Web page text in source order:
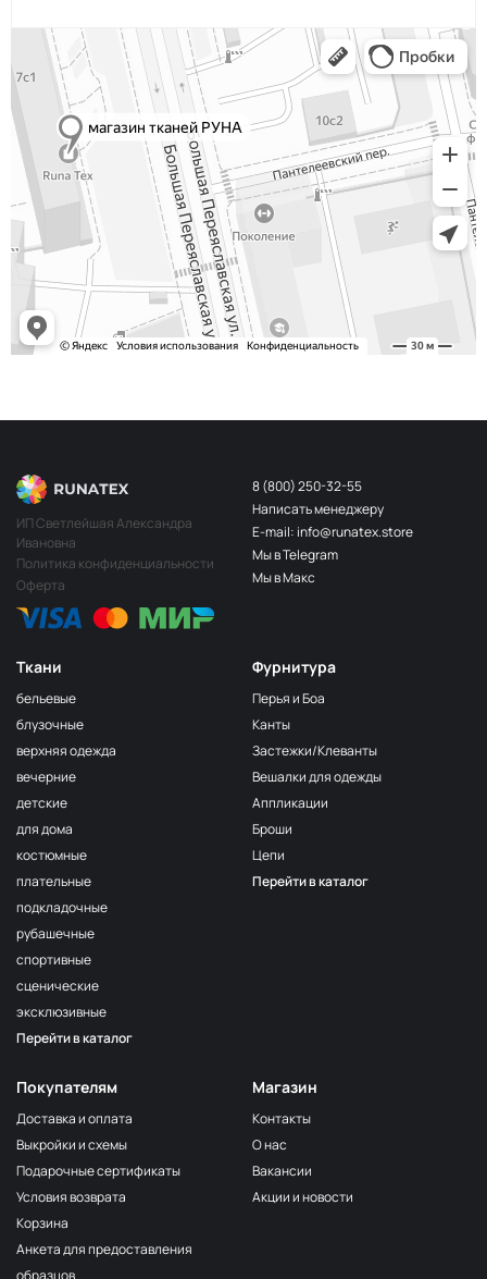
Ткани
бельевые
блузочные
верхняя одежда
вечерние
детские
для дома
костюмные
плательные
подкладочные
рубашечные
спортивные
сценические
эксклюзивные
Перейти в каталог
Фурнитура
Перья и Боа
Канты
Застежки/Клеванты
Вешалки для одежды
Аппликации
Броши
Цепи
Перейти в каталог
Покупателям
Доставка и оплата
Выкройки и схемы
Подарочные сертификаты
Условия возврата
Корзина
Анкета для предоставления
образцов
Магазин
Контакты
О нас
Вакансии
Акции и новости
ИП Светлейшая Александра
Ивановна
Политика конфиденциальности
Оферта
8 (800) 250-32-55
Написать менеджеру
E-mail: info@runatex.store
Мы в Telegram
Мы в Макс